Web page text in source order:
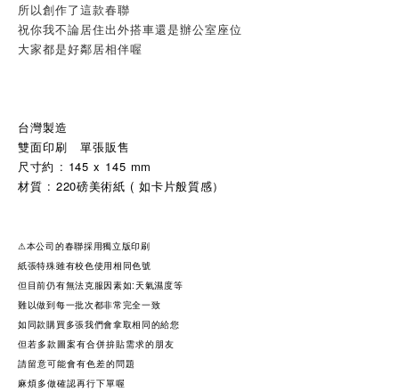
所以創作了這款春聯
祝你我不論居住出外搭車還是辦公室座位
大家都是好鄰居相伴喔
台灣製造
雙面印刷 單張販售
尺寸約 : 145 x 145 mm
材質 : 220磅美術紙 ( 如卡片般質感）
⚠本公司的春聯採用獨立版印刷
紙張特殊雖有校色使用相同色號
但目前仍有無法克服因素如:天氣濕度等
難以做到每一批次都非常完全一致
如同款購買多張我們會拿取相同的給您
但若多款圖案有合併拚貼需求的朋友
請留意可能會有色差的問題
麻煩多做確認再行下單喔